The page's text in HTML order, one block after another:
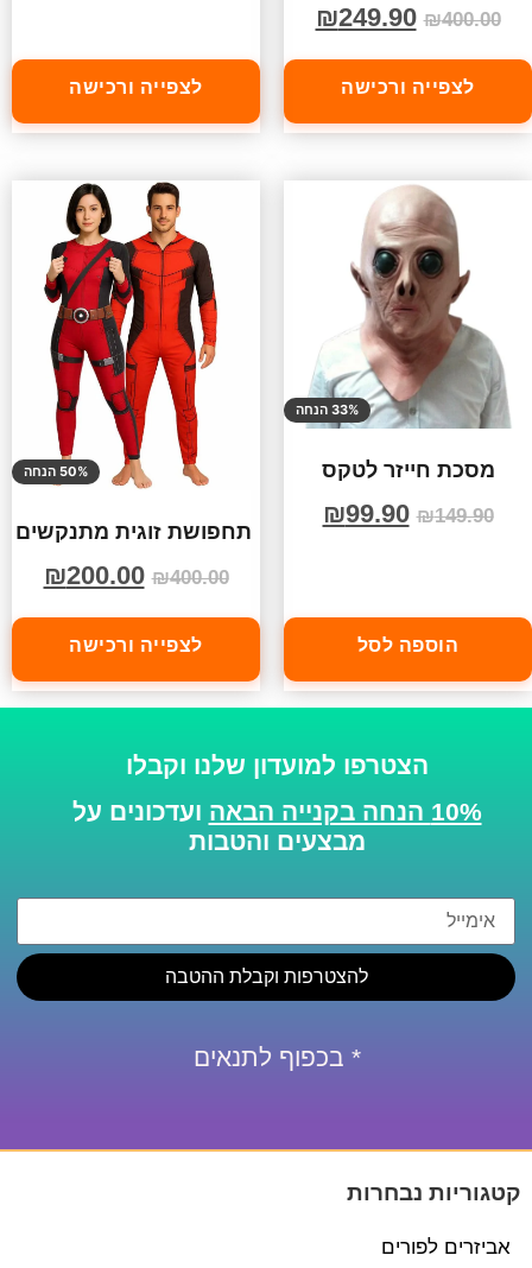
₪400.00
₪249.90
לצפייה ורכישה לצפייה ורכישה
33% הנחה
מסכת חייזר לטקס
₪149.90
₪99.90
הוספה לסל
50% הנחה
תחפושת זוגית מתנקשים
₪400.00
₪200.00
לצפייה ורכישה
הצטרפו למועדון שלנו וקבלו
10% הנחה בקנייה הבאה
ועדכונים על
מבצעים והטבות
להצטרפות וקבלת ההטבה
* בכפוף לתנאים
קטגוריות נבחרות
אביזרים לפורים